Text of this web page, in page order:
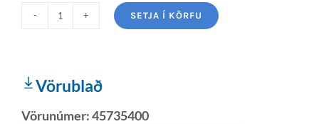
SETJA Í KÖRFU
Vörublað
Vörunúmer:45735400